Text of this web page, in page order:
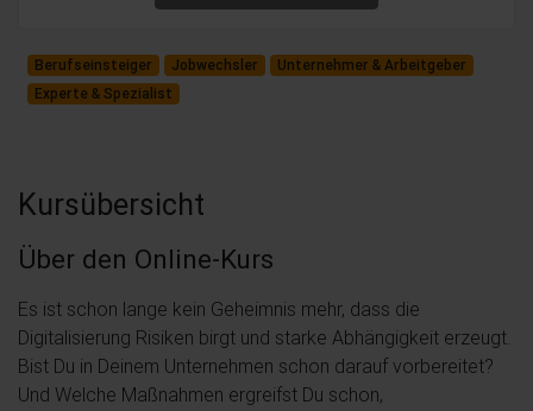
Berufseinsteiger Jobwechsler
Unternehmer & Arbeitgeber
Experte & Spezialist
Kursübersicht
Über den Online-Kurs
Es ist schon lange kein Geheimnis mehr, dass die
Digitalisierung Risiken birgt und starke Abhängigkeit erzeugt.
Bist Du in Deinem Unternehmen schon darauf vorbereitet?
Und Welche Maßnahmen ergreifst Du schon,